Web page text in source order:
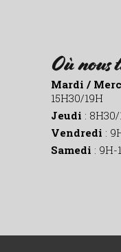
Où nous
Mardi /
15H30/19H
Jeudi :
Vendredi :
Samedi : 9H-